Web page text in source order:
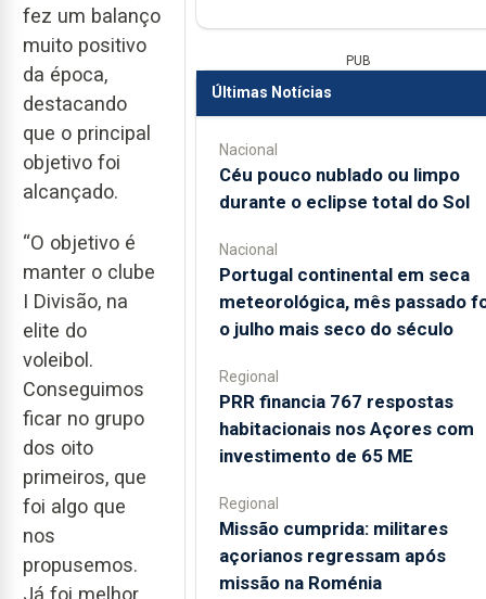
fez um balanço
muito positivo
da época,
destacando
que o principal
objetivo foi
alcançado.
“O objetivo é
manter o clube
I Divisão, na
elite do
voleibol.
Conseguimos
ficar no grupo
dos oito
primeiros, que
foi algo que
nos
propusemos.
Já foi melhor
PUB
Últimas Notícias
Nacional
Céu pouco nublado ou limpo
durante o eclipse total do Sol
Nacional
Portugal continental em seca
meteorológica, mês passado
o julho mais seco do século
Regional
PRR financia 767 respostas
habitacionais nos Açores com
investimento de 65 ME
Regional
Missão cumprida: militares
açorianos regressam após
missão na Roménia